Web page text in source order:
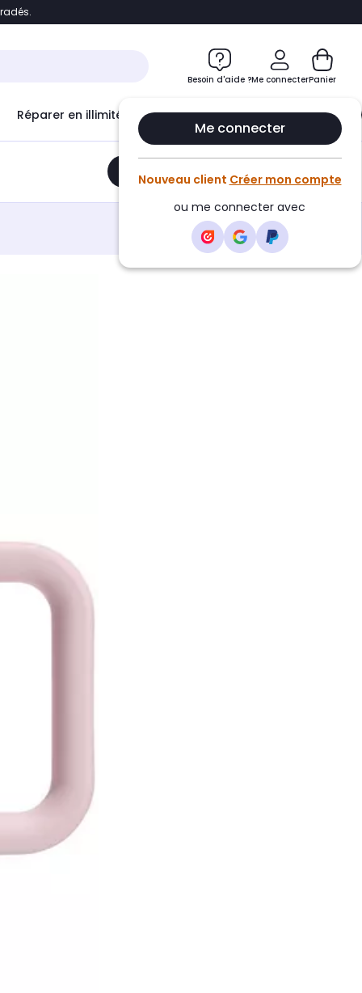
Accéder directement au chatbot
Besoin d'aide ?Me connecter
Me connecter
Nouveau client Créer mon compte
ou me connecter avec
Panier
Réparer en illimité avec Le Club Infinity
Ajouter au panier